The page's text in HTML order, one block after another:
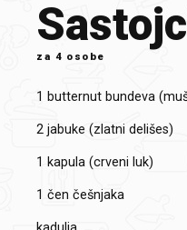
za 4 osobe
1 butternut bundeva
2 jabuke (zlatni delišes)
1 kapula (crveni luk)
1 čen češnjaka